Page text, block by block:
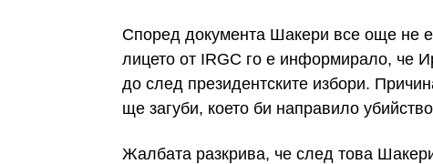
Според документа Шакери все още не е
лицето от IRGC го е информирало, че
до след президентските избори.
ще загуби, което би направило
Жалбата разкрива, че след това